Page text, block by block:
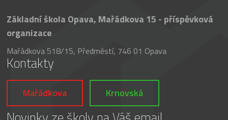
Základní škola Opava, Mařádkova 15 - příspěvková
organizace
Mařádkova 518/15, Předměstí, 746 01 Opava
Kontakty
Mařádkova Krnovská